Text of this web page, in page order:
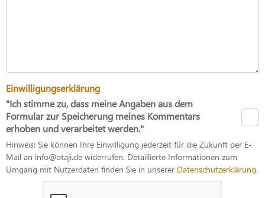
Einwilligungserklärung
"Ich stimme zu, dass meine Angaben aus dem
Formular zur Speicherung meines Kommentars
erhoben und verarbeitet werden."
Hinweis: Sie können Ihre Einwilligung jederzeit für die Zukunft per E-
Mail an info@otaji.de widerrufen. Detaillierte Informationen zum
Umgang mit Nutzerdaten finden Sie in unserer Datenschutzerklärung